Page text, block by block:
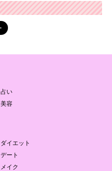
占い
美容
ダイエット
デート
メイク